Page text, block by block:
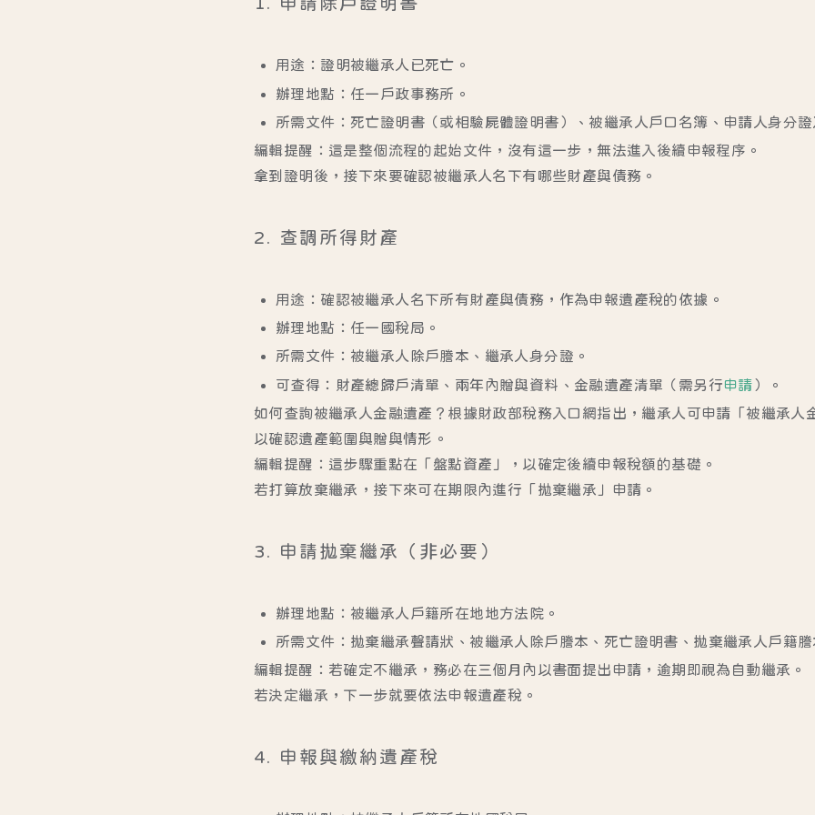
用途 ：證明被繼承人已死亡。
辦理地點 ：任一戶政事務所。
所需文件 ：死亡證明書（或相驗屍體證明書）、被繼承人戶口名簿、申請人身分
編輯提醒：這是整個流程的起始文件，沒有這一步，無法進入後續申報程序。
拿到證明後，接下來要確認被繼承人名下有哪些財產與債務。
2. 查調所得財產
用途 ：確認被繼承人名下所有財產與債務，作為申報遺產稅的依據。
辦理地點 ：任一國稅局。
所需文件 ：被繼承人除戶謄本、繼承人身分證。
可查得 ：財產總歸戶清單、兩年內贈與資料、金融遺產清單（需另行申請）。
如何查詢被繼承人金融遺產？根據財政部稅務入口網指出，繼承人可申請「被繼承人
以確認遺產範圍與贈與情形。
編輯提醒：這步驟重點在「盤點資產」，以確定後續申報稅額的基礎。
若打算放棄繼承，接下來可在期限內進行「拋棄繼承」申請。
3. 申請拋棄繼承（非必要）
辦理地點 ：被繼承人戶籍所在地地方法院。
所需文件 ：拋棄繼承聲請狀、被繼承人除戶謄本、死亡證明書、拋棄繼承人戶籍
編輯提醒：若確定不繼承，務必在三個月內以書面提出申請，逾期即視為自動繼承。
若決定繼承，下一步就要依法申報遺產稅。
4. 申報與繳納遺產稅